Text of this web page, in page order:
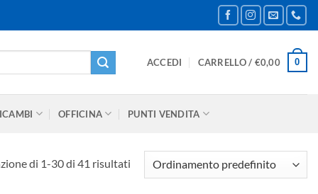
ACCEDI CARRELLO / €0,00 0
OFFICINA PUNTI VENDITA
di 1-30 di 41 risultati